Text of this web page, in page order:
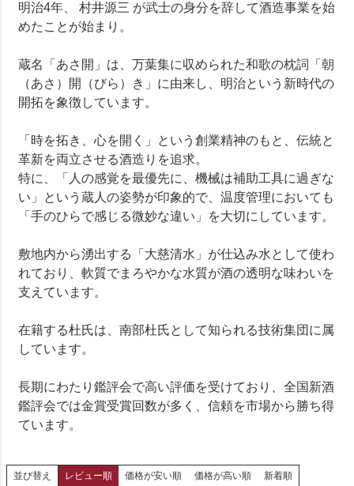
明治4年、 村井源三 が武士の身分を辞して酒造事業を始
めたことが始まり。
蔵名「あさ開」は、万葉集に収められた和歌の枕詞「朝
（あさ）開（びら）き」に由来し、明治という新時代の
開拓を象徴しています。
「時を拓き、心を開く」という創業精神のもと、伝統と
革新を両立させる酒造りを追求。
特に、「人の感覚を最優先に、機械は補助工具に過ぎな
い」という蔵人の姿勢が印象的で、温度管理においても
「手のひらで感じる微妙な違い」を大切にしています。
敷地内から湧出する「大慈清水」が仕込み水として使わ
れており、軟質でまろやかな水質が酒の透明な味わいを
支えています。
在籍する杜氏は、南部杜氏として知られる技術集団に属
しています。
長期にわたり鑑評会で高い評価を受けており、全国新酒
鑑評会では金賞受賞回数が多く、信頼を市場から勝ち得
ています。
並び替え レビュー順 価格が安い順 価格が高い順 新着順